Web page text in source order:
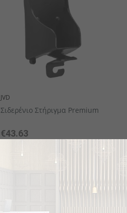
JVD
Σιδερένιο Στήριγμα Premium
€43.63